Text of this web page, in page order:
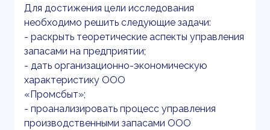
Для достижения цели исследования
необходимо решить следующие задачи:
- раскрыть теоретические аспекты управления
запасами на предприятии;
- дать организационно-экономическую
характеристику ООО
«Промсбыт»;
- проанализировать процесс управления
производственными запасами ООО